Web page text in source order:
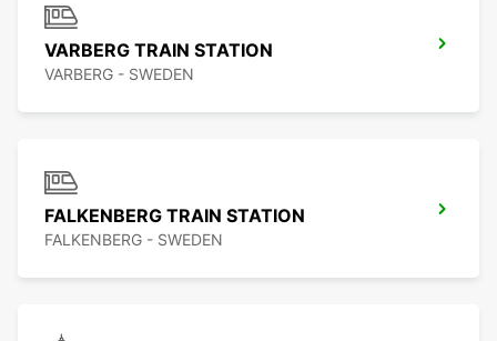
VARBERG TRAIN STATION
VARBERG - SWEDEN
FALKENBERG TRAIN STATION
FALKENBERG - SWEDEN